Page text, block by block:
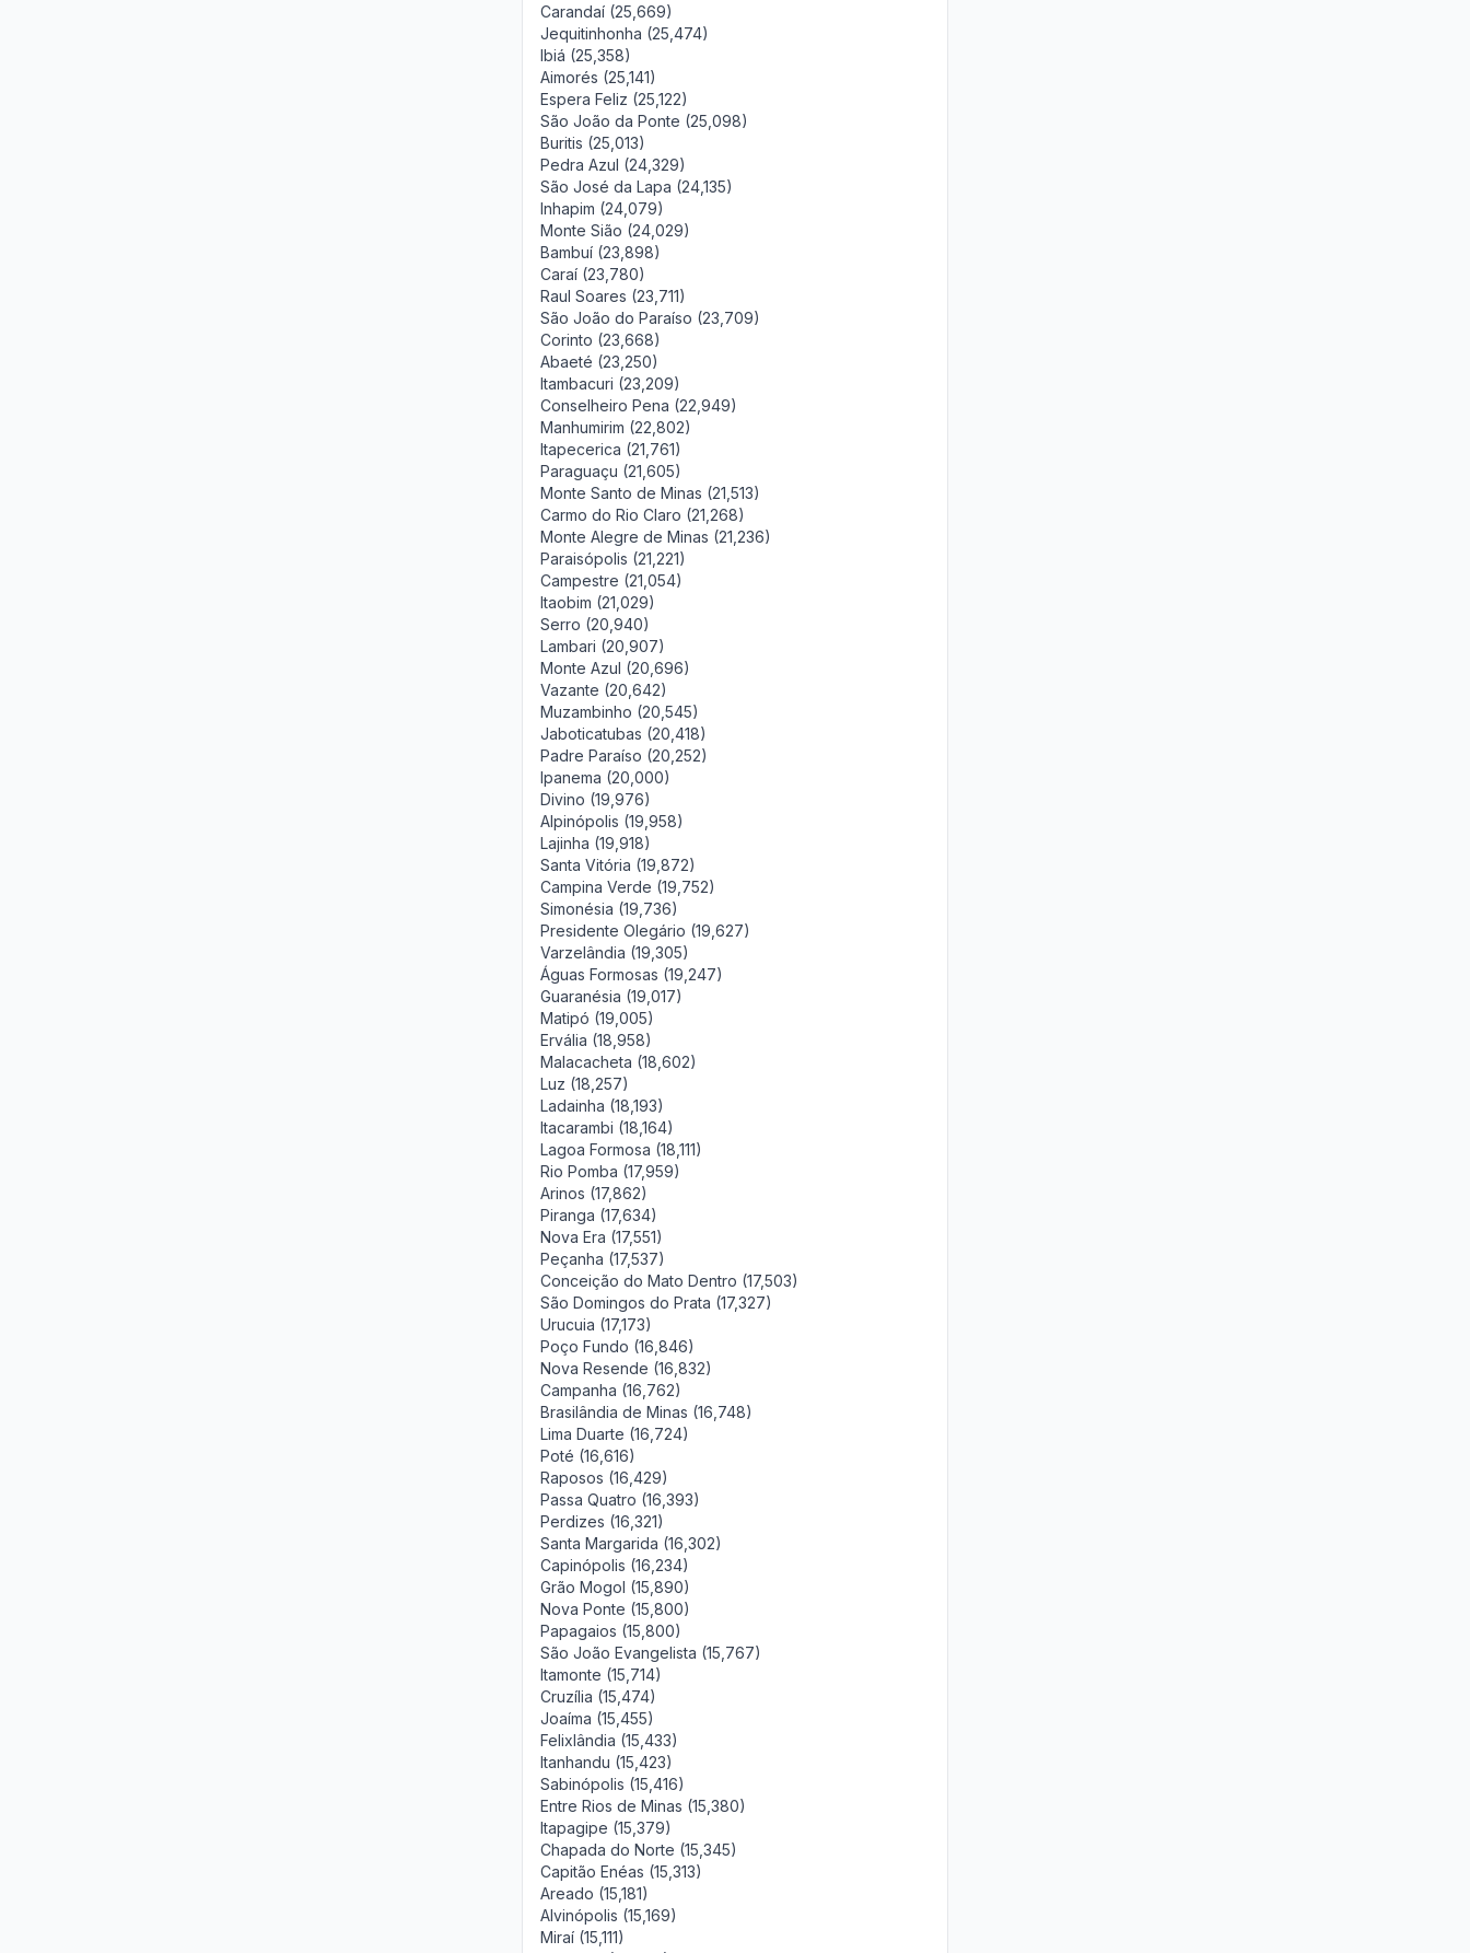
Carandaí (25,669)
Jequitinhonha (25,474)
Ibiá (25,358)
Aimorés (25,141)
Espera Feliz (25,122)
São João da Ponte (25,098)
Buritis (25,013)
Pedra Azul (24,329)
São José da Lapa (24,135)
Inhapim (24,079)
Monte Sião (24,029)
Bambuí (23,898)
Caraí (23,780)
Raul Soares (23,711)
São João do Paraíso (23,709)
Corinto (23,668)
Abaeté (23,250)
Itambacuri (23,209)
Conselheiro Pena (22,949)
Manhumirim (22,802)
Itapecerica (21,761)
Paraguaçu (21,605)
Monte Santo de Minas (21,513)
Carmo do Rio Claro (21,268)
Monte Alegre de Minas (21,236)
Paraisópolis (21,221)
Campestre (21,054)
Itaobim (21,029)
Serro (20,940)
Lambari (20,907)
Monte Azul (20,696)
Vazante (20,642)
Muzambinho (20,545)
Jaboticatubas (20,418)
Padre Paraíso (20,252)
Ipanema (20,000)
Divino (19,976)
Alpinópolis (19,958)
Lajinha (19,918)
Santa Vitória (19,872)
Campina Verde (19,752)
Simonésia (19,736)
Presidente Olegário (19,627)
Varzelândia (19,305)
Águas Formosas (19,247)
Guaranésia (19,017)
Matipó (19,005)
Ervália (18,958)
Malacacheta (18,602)
Luz (18,257)
Ladainha (18,193)
Itacarambi (18,164)
Lagoa Formosa (18,111)
Rio Pomba (17,959)
Arinos (17,862)
Piranga (17,634)
Nova Era (17,551)
Peçanha (17,537)
Conceição do Mato Dentro (17,503)
São Domingos do Prata (17,327)
Urucuia (17,173)
Poço Fundo (16,846)
Nova Resende (16,832)
Campanha (16,762)
Brasilândia de Minas (16,748)
Lima Duarte (16,724)
Poté (16,616)
Raposos (16,429)
Passa Quatro (16,393)
Perdizes (16,321)
Santa Margarida (16,302)
Capinópolis (16,234)
Grão Mogol (15,890)
Nova Ponte (15,800)
Papagaios (15,800)
São João Evangelista (15,767)
Itamonte (15,714)
Cruzília (15,474)
Joaíma (15,455)
Felixlândia (15,433)
Itanhandu (15,423)
Sabinópolis (15,416)
Entre Rios de Minas (15,380)
Itapagipe (15,379)
Chapada do Norte (15,345)
Capitão Enéas (15,313)
Areado (15,181)
Alvinópolis (15,169)
Miraí (15,111)